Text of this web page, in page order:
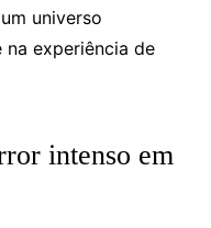
universo
experiência de
intenso em